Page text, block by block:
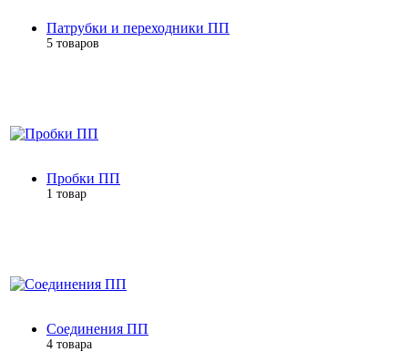
Патрубки и переходники ПП
5 товаров
Пробки ПП
1 товар
Соединения ПП
4 товара